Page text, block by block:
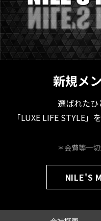
新規メ
選ばれた
「LUXE LIFE STYLE
＊会費等一
NILE'S